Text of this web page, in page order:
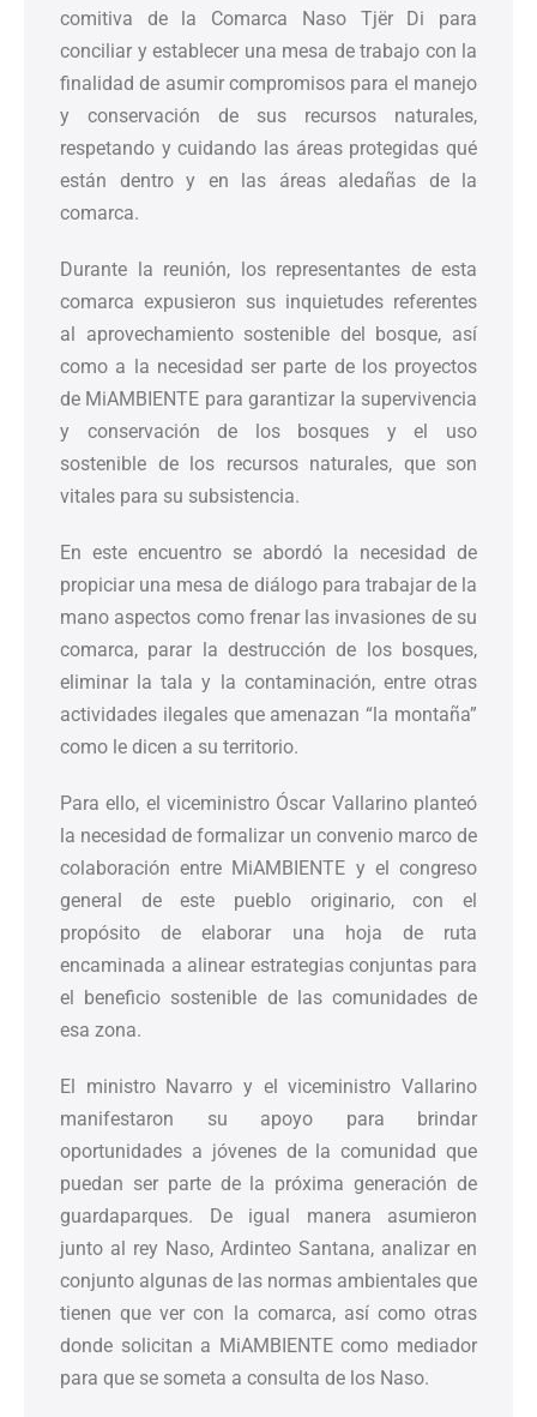
comitiva de la Comarca Naso Tjër Di para
conciliar y establecer una mesa de trabajo con la
finalidad de asumir compromisos para el manejo
y conservación de sus recursos naturales,
respetando y cuidando las áreas protegidas qué
están dentro y en las áreas aledañas de la
comarca.
Durante la reunión, los representantes de esta
comarca expusieron sus inquietudes referentes
al aprovechamiento sostenible del bosque, así
como a la necesidad ser parte de los proyectos
de MiAMBIENTE para garantizar la supervivencia
y conservación de los bosques y el uso
sostenible de los recursos naturales, que son
vitales para su subsistencia.
En este encuentro se abordó la necesidad de
propiciar una mesa de diálogo para trabajar de la
mano aspectos como frenar las invasiones de su
comarca, parar la destrucción de los bosques,
eliminar la tala y la contaminación, entre otras
actividades ilegales que amenazan “la montaña”
como le dicen a su territorio.
Para ello, el viceministro Óscar Vallarino planteó
la necesidad de formalizar un convenio marco de
colaboración entre MiAMBIENTE y el congreso
general de este pueblo originario, con el
propósito de elaborar una hoja de ruta
encaminada a alinear estrategias conjuntas para
el beneficio sostenible de las comunidades de
esa zona.
El ministro Navarro y el viceministro Vallarino
manifestaron su apoyo para brindar
oportunidades a jóvenes de la comunidad que
puedan ser parte de la próxima generación de
guardaparques. De igual manera asumieron
junto al rey Naso, Ardinteo Santana, analizar en
conjunto algunas de las normas ambientales que
tienen que ver con la comarca, así como otras
donde solicitan a MiAMBIENTE como mediador
para que se someta a consulta de los Naso.